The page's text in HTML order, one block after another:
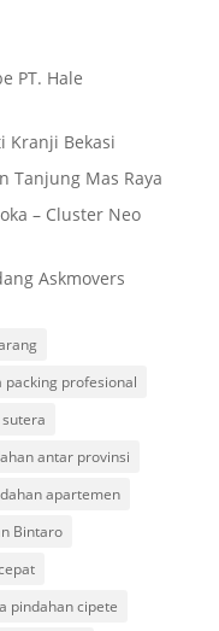
PT. Hale
Kranji Bekasi
Tanjung Mas Raya
– Cluster Neo
Askmovers
packing profesional
antar provinsi
apartemen
Bintaro
pindahan cipete